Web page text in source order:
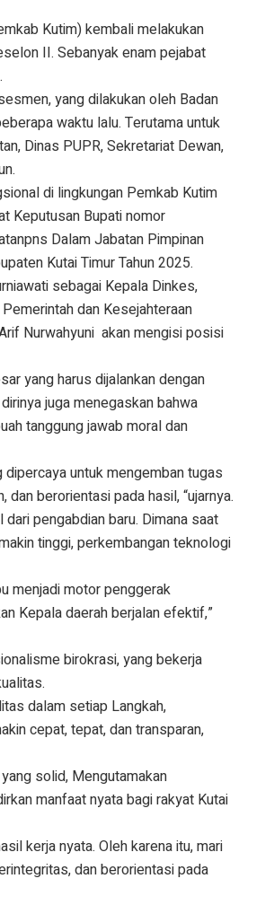
Kutim) kembali melakukan
II. Sebanyak enam pejabat
yang dilakukan oleh Badan
waktu lalu. Terutama untuk
Dinas PUPR, Sekretariat Dewan,
di lingkungan Pemkab Kutim
Keputusan Bupati nomor
Dalam Jabatan Pimpinan
Kutai Timur Tahun 2025.
sebagai Kepala Dinkes,
dan Kesejahteraan
Nurwahyuni akan mengisi posisi
yang harus dijalankan dengan
juga menegaskan bahwa
tanggung jawab moral dan
dipercaya untuk mengemban tugas
berorientasi pada hasil, “ujarnya.
pengabdian baru. Dimana saat
tinggi, perkembangan teknologi
menjadi motor penggerak
Kepala daerah berjalan efektif,”
birokrasi, yang bekerja
dalam setiap Langkah,
cepat, tepat, dan transparan,
solid, Mengutamakan
manfaat nyata bagi rakyat Kutai
kerja nyata. Oleh karena itu, mari
dan berorientasi pada